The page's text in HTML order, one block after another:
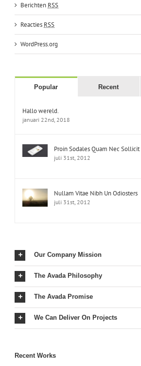
Berichten RSS
Reacties RSS
WordPress.org
Popular Recent
Hallo wereld.
januari 22nd, 2018
Proin Sodales Quam Nec Sollicit
juli 31st, 2012
Nullam Vitae Nibh Un Odiosters
juli 31st, 2012
Our Company Mission
The Avada Philosophy
The Avada Promise
We Can Deliver On Projects
Recent Works